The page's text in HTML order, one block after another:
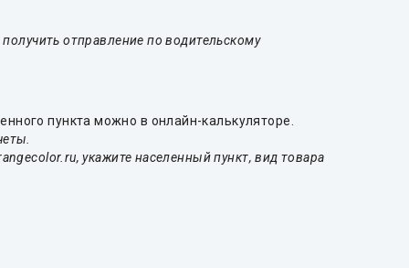
отправление по водительскому
пункта можно в онлайн-калькуляторе.
укажите населенный пункт, вид товара